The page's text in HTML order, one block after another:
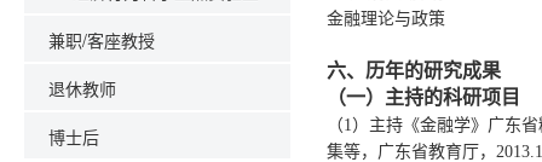
兼职/客座教授
退休教师
博士后
金融理论与政策
六、历年的研究成果
（一）主持的科研项目
（1）主持《金融学》广东
集等，广东省教育厅，